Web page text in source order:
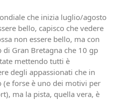
che inizia luglio/agosto
bello, capisco che vedere
non essere bello, ma con
Gran Bretagna che 10 gp
mettendo tutti è
degli appassionati che in
(e forse è uno dei motivi per
ma la pista, quella vera, è